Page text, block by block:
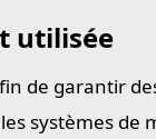
utilisée
de garantir
systèmes de